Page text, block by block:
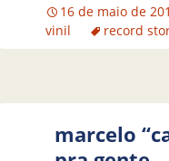
16 de maio de
vinil
record
marcelo